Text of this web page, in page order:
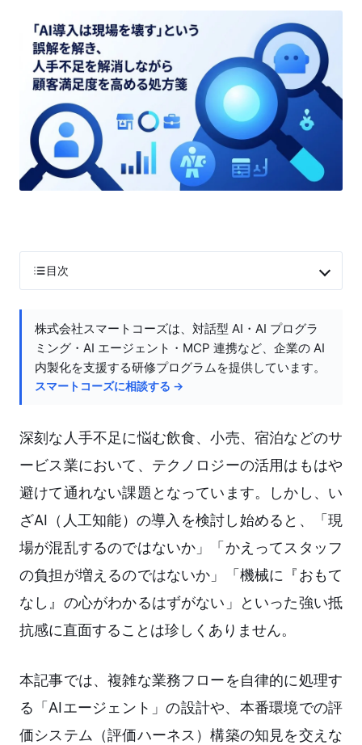
目次
株式会社スマートコーズは、対話型 AI・AI プログラ
ミング・AI エージェント・MCP 連携など、企業の AI
内製化を支援する研修プログラムを提供しています。
スマートコーズに相談する →
深刻な人手不足に悩む飲食、小売、宿泊などのサ
ービス業において、テクノロジーの活用はもはや
避けて通れない課題となっています。しかし、い
ざAI（人工知能）の導入を検討し始めると、「現
場が混乱するのではないか」「かえってスタッフ
の負担が増えるのではないか」「機械に『おもて
なし』の心がわかるはずがない」といった強い抵
抗感に直面することは珍しくありません。
本記事では、複雑な業務フローを自律的に処理す
る「AIエージェント」の設計や、本番環境での評
価システム（評価ハーネス）構築の知見を交えな